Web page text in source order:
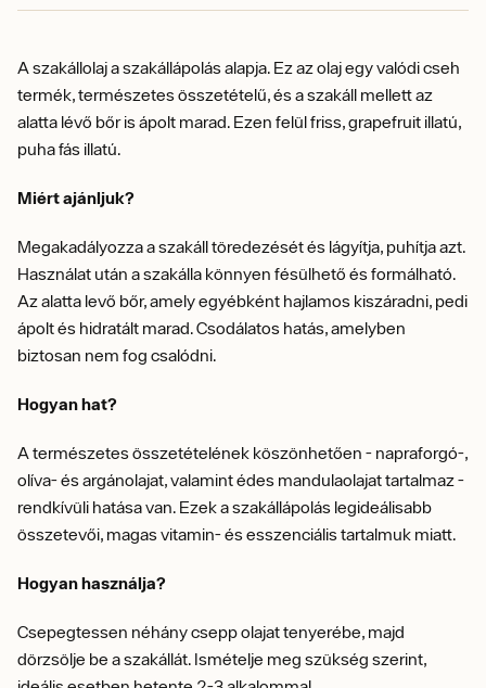
A szakállolaj a szakállápolás alapja. Ez az olaj egy valódi cseh
termék, természetes összetételű, és a szakáll mellett az
alatta lévő bőr is ápolt marad. Ezen felül friss, grapefruit illatú,
puha fás illatú.
Miért ajánljuk?
Megakadályozza a szakáll töredezését és lágyítja, puhítja azt.
Használat után a szakálla könnyen fésülhető és formálható.
Az alatta levő bőr, amely egyébként hajlamos kiszáradni, pedi
ápolt és hidratált marad.Csodálatos hatás, amelyben
biztosan nem fog csalódni.
Hogyan hat?
A természetes összetételének köszönhetően - napraforgó-,
olíva- és argánolajat, valamint édes mandulaolajat tartalmaz -
rendkívüli hatása van. Ezek a szakállápolás legideálisabb
összetevői, magas vitamin- és esszenciális tartalmuk miatt.
Hogyan használja?
Csepegtessen néhány csepp olajat tenyerébe, majd
dörzsölje be a szakállát. Ismételje meg szükség szerint,